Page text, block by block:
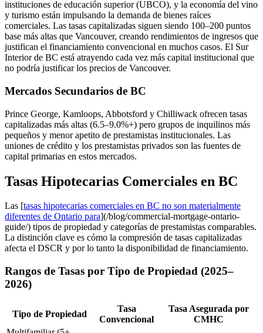
instituciones de educación superior (UBCO), y la economía del vino
y turismo están impulsando la demanda de bienes raíces
comerciales. Las tasas capitalizadas siguen siendo 100–200 puntos
base más altas que Vancouver, creando rendimientos de ingresos que
justifican el financiamiento convencional en muchos casos. El Sur
Interior de BC está atrayendo cada vez más capital institucional que
no podría justificar los precios de Vancouver.
Mercados Secundarios de BC
Prince George, Kamloops, Abbotsford y Chilliwack ofrecen tasas
capitalizadas más altas (6.5–9.0%+) pero grupos de inquilinos más
pequeños y menor apetito de prestamistas institucionales. Las
uniones de crédito y los prestamistas privados son las fuentes de
capital primarias en estos mercados.
Tasas Hipotecarias Comerciales en BC
Las [tasas hipotecarias comerciales en BC no son materialmente
diferentes de Ontario para](/blog/commercial-mortgage-ontario-
guide/) tipos de propiedad y categorías de prestamistas comparables.
La distinción clave es cómo la compresión de tasas capitalizadas
afecta el DSCR y por lo tanto la disponibilidad de financiamiento.
Rangos de Tasas por Tipo de Propiedad (2025–
2026)
Tipo de Propiedad
Tasa
Convencional
Tasa Asegurada por
CMHC